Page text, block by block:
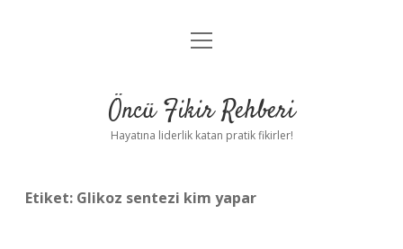
Anasayfa
Yasal Uyarı
menüyü
Öncü Fikir Rehberi
Hayatına liderlik katan pratik fikirler!
Etiket: Glikoz sentezi kim yapar